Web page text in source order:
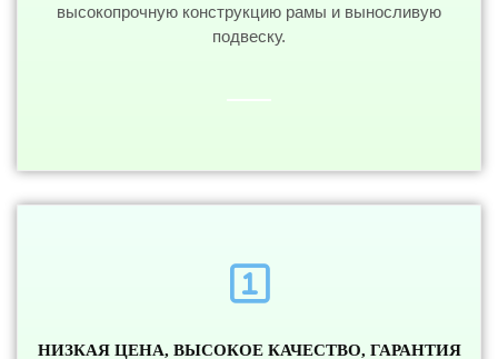
высокопрочную конструкцию рамы и выносливую
подвеску.
НИЗКАЯ ЦЕНА, ВЫСОКОЕ КАЧЕСТВО, ГАРАНТИЯ